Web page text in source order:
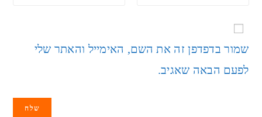
שמור בדפדפן זה את השם, האימייל והאתר שלי
לפעם הבאה שאגיב.